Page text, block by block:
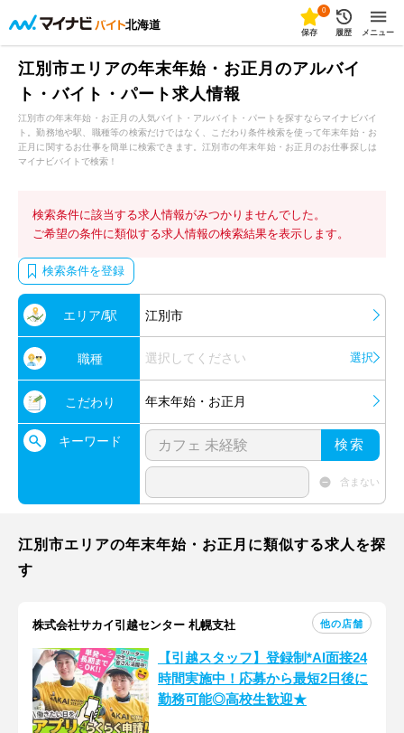
北海道
0
保存 履歴 メニュー
江別市エリアの年末年始・お正月のアルバイ
ト・バイト・パート求人情報
江別市の年末年始・お正月の人気バイト・アルバイト・パートを探すならマイナビバイ
ト。勤務地や駅、職種等の検索だけではなく、こだわり条件検索を使って年末年始・お
正月に関するお仕事を簡単に検索できます。江別市の年末年始・お正月のお仕事探しは
マイナビバイトで検索！
検索条件に該当する求人情報がみつかりませんでした。
ご希望の条件に類似する求人情報の検索結果を表示します。
検索条件を登録
エリア/駅 江別市
職種 選択してください 選択
こだわり 年末年始・お正月
キーワード 検索
含まない
江別市エリアの年末年始・お正月に類似する求人を探
す
株式会社サカイ引越センター 札幌支社 他の店舗
【引越スタッフ】登録制*AI面接24
時間実施中！応募から最短2日後に
勤務可能◎高校生歓迎★